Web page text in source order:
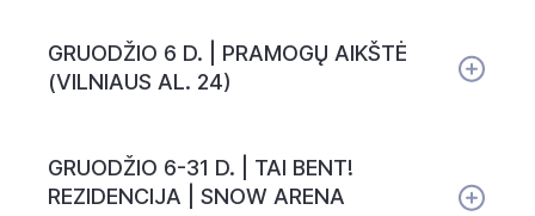
GRUODŽIO 6 D. | PRAMOGŲ AIKŠTĖ
(VILNIAUS AL. 24)
GRUODŽIO 6-31 D. | TAI BENT!
REZIDENCIJA | SNOW ARENA